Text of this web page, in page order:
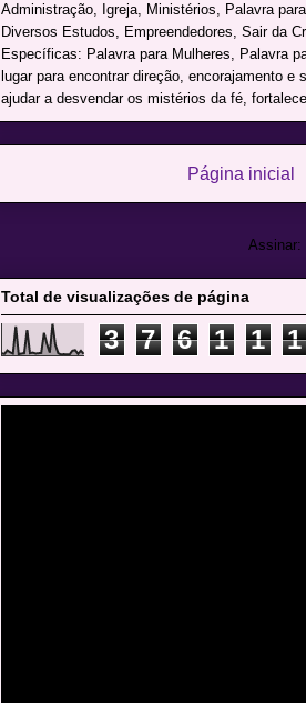
Administração, Igreja, Ministérios, Palavra
Diversos Estudos, Empreendedores, Sair da
Específicas: Palavra para Mulheres, Palavra
lugar para encontrar direção, encorajamento
ajudar a desvendar os mistérios da fé,
Página inicial
Assinar:
Total de visualizações de página
3 7 6 1 1 1